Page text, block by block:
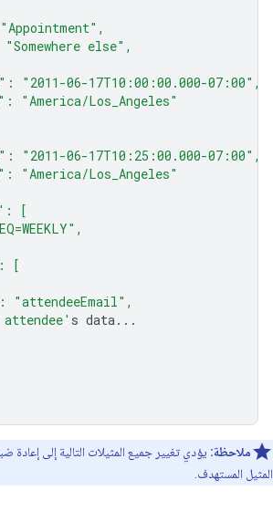
else",
"2011-06-17T10:00:00.000-07:00",
"America/Los_Angeles"
"2011-06-17T10:25:00.000-07:00",
"America/Los_Angeles"
[
[
"attendeeEmail",
s data...
ملاحظة: يؤدي تغيير جميع المثيلات التالية إلى
المثيل المستهدف.